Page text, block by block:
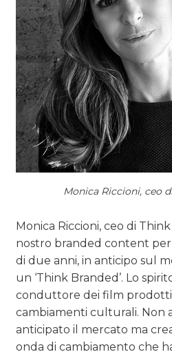
Monica Riccioni, ceo
Monica Riccioni, ceo di Think
nostro branded content
di due anni, in anticipo sul
un ‘Think Branded’. Lo
conduttore dei film
cambiamenti culturali. Non
anticipato il mercato ma
onda di cambiamento che